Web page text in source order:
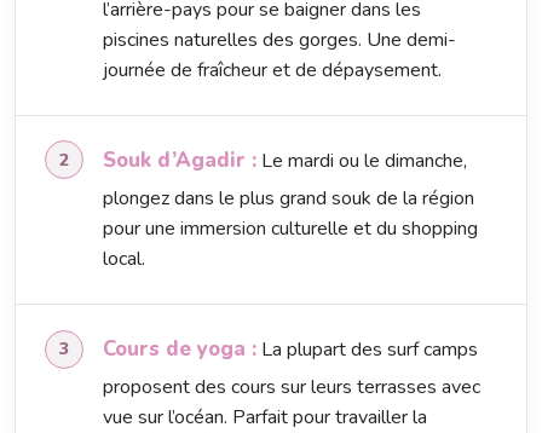
l’arrière-pays pour se baigner dans les
piscines naturelles des gorges. Une demi-
journée de fraîcheur et de dépaysement.
Souk d’Agadir : Le mardi ou le dimanche,
plongez dans le plus grand souk de la région
pour une immersion culturelle et du shopping
local.
Cours de yoga : La plupart des surf camps
proposent des cours sur leurs terrasses avec
vue sur l’océan. Parfait pour travailler la